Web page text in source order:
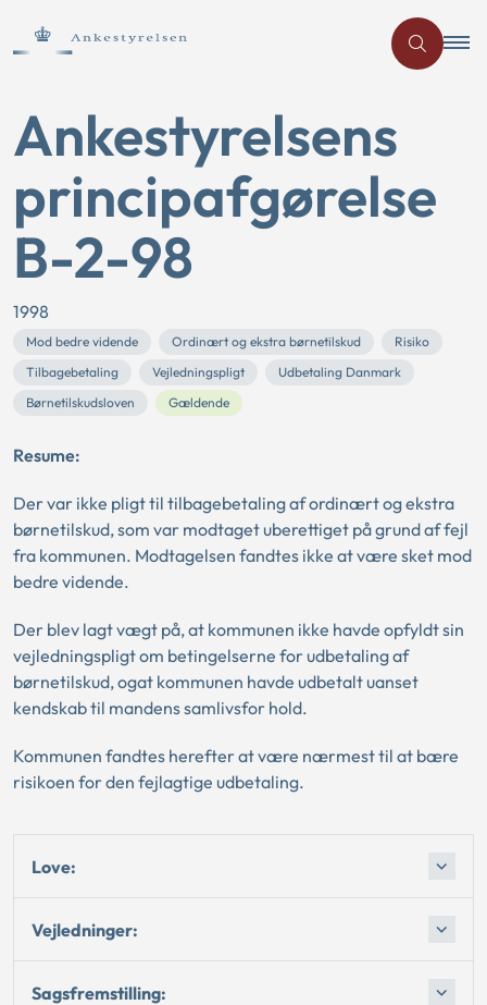
Ankestyrelsens
principafgørelse
B-2-98
1998
Mod bedre vidende Ordinært og ekstra børnetilskud
Risiko
Tilbagebetaling
Vejledningspligt
Udbetaling Danmark
Børnetilskudsloven
Gældende
Resume:
Der var ikke pligt til tilbagebetaling af ordinært og ekstra
børnetilskud, som var modtaget uberettiget på grund af fejl
fra kommunen. Modtagelsen fandtes ikke at være sket mod
bedre vidende.
Der blev lagt vægt på, at kommunen ikke havde opfyldt sin
vejledningspligt om betingelserne for udbetaling af
børnetilskud, ogat kommunen havde udbetalt uanset
kendskab til mandens samlivsfor hold.
Kommunen fandtes herefter at være nærmest til at bære
risikoen for den fejlagtige udbetaling.
Love:
Vejledninger:
Sagsfremstilling: